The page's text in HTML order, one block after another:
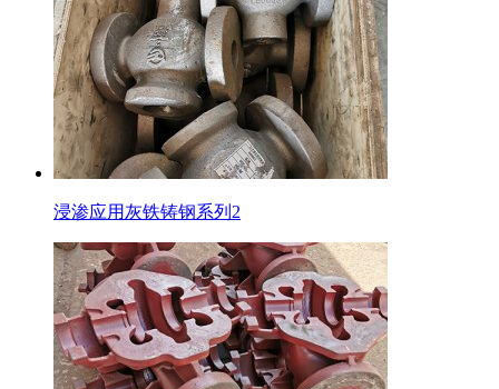
浸渗应用灰铁铸钢系列2